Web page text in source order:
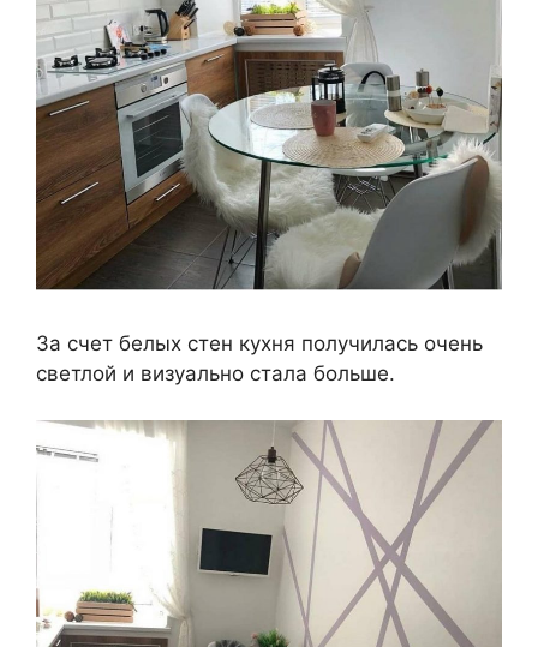
За счет белых стен кухня получилась очень
светлой и визуально стала больше.